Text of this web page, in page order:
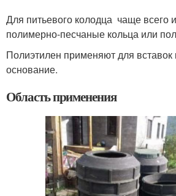
Для питьевого колодца чаще всего
полимерно-песчаные кольца или
Полиэтилен применяют для вставок
основание.
Область применения